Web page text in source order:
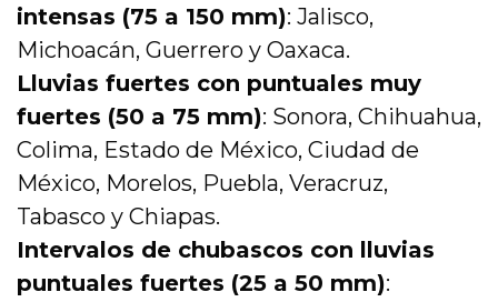
intensas (75 a 150 mm): Jalisco,
Michoacán, Guerrero y Oaxaca.
Lluvias fuertes con puntuales muy
fuertes (50 a 75 mm): Sonora, Chihuahua,
Colima, Estado de México, Ciudad de
México, Morelos, Puebla, Veracruz,
Tabasco y Chiapas.
Intervalos de chubascos con lluvias
puntuales fuertes (25 a 50 mm):